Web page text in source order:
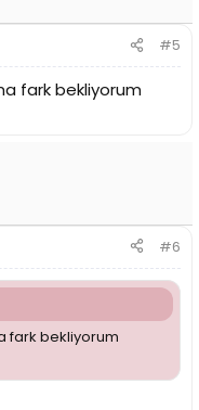
#5
fark bekliyorum
#6
fark bekliyorum